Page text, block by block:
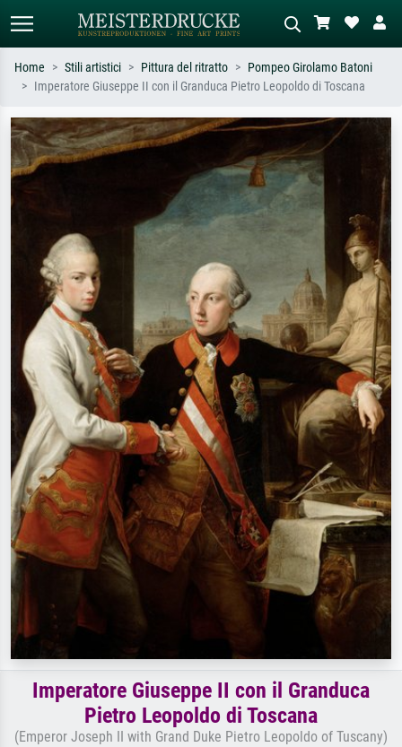
Cerca per artista, titolo o stile – es.
Monet, Notte stellata,
Impressionismo, onda di Hokusai,
Descrivi la scena – es. prato verde,
astratto con molto rosso, dipinto a
olio scuro, nudo in piedi vicino a un
albero.
Home Stili artistici Pittura del ritratto
Pompeo Girolamo Batoni
Imperatore Giuseppe II con il Granduca Pietro Leopoldo di Toscana
Imperatore Giuseppe II con il Granduca
Pietro Leopoldo di Toscana
(Emperor Joseph II with Grand Duke Pietro Leopoldo of Tuscany)